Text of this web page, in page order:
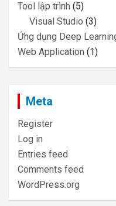
Tool lập trình (5)
Visual Studio (3)
Ứng dụng Deep
Web Application (1)
Meta
Register
Log in
Entries feed
Comments feed
WordPress.org